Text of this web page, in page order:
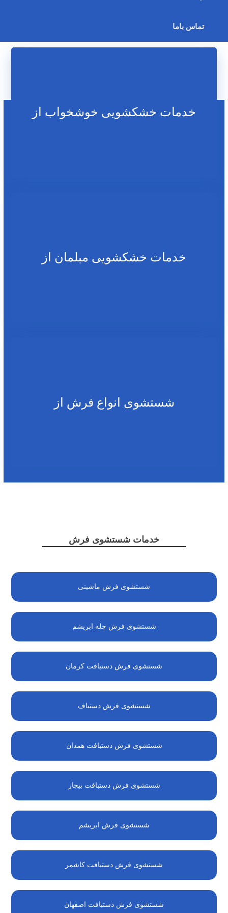
تماس باما
خدمات خشکشویی خوشخواب از
خدمات خشکشویی مبلمان از
شستشوی انواع فرش از
خدمات شستشوی فرش
شستشوی فرش ماشینی
شستشوی فرش چله ابریشم
شستشوی فرش دستبافت کرمان
شستشوی فرش دستباف
شستشوی فرش دستبافت همدان
شستشوی فرش دستبافت بیجار
شستشوی فرش ابریشم
شستشوی فرش دستبافت کاشمر
شستشوی فرش دستبافت اصفهان